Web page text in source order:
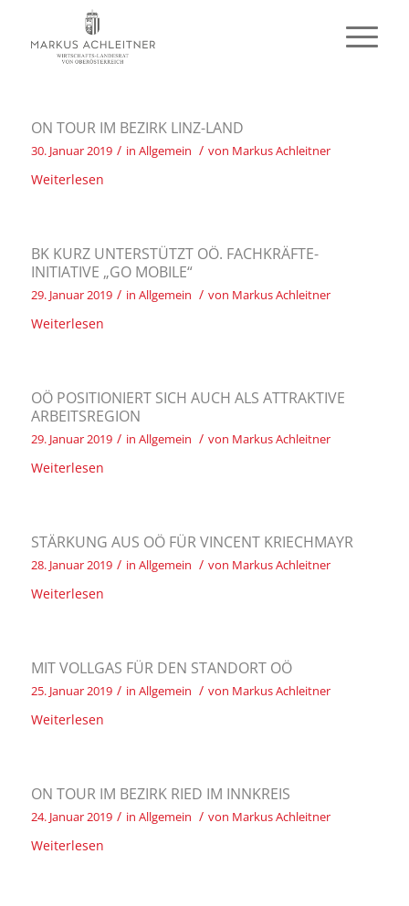
ON TOUR IM BEZIRK LINZ-LAND
30. Januar 2019 / in Allgemein / von Markus Achleitner
Weiterlesen
BK KURZ UNTERSTÜTZT OÖ. FACHKRÄFTE-
INITIATIVE „GO MOBILE“
29. Januar 2019 / in Allgemein / von Markus Achleitner
Weiterlesen
OÖ POSITIONIERT SICH AUCH ALS ATTRAKTIVE
ARBEITSREGION
29. Januar 2019 / in Allgemein / von Markus Achleitner
Weiterlesen
STÄRKUNG AUS OÖ FÜR VINCENT KRIECHMAYR
28. Januar 2019 / in Allgemein / von Markus Achleitner
Weiterlesen
MIT VOLLGAS FÜR DEN STANDORT OÖ
25. Januar 2019 / in Allgemein / von Markus Achleitner
Weiterlesen
ON TOUR IM BEZIRK RIED IM INNKREIS
24. Januar 2019 / in Allgemein / von Markus Achleitner
Weiterlesen